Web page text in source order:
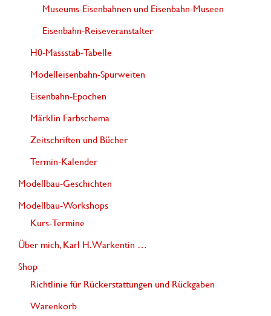
Museums-Eisenbahnen und Eisenbahn-Museen
Eisenbahn-Reiseveranstalter
H0-Massstab-Tabelle
Modelleisenbahn-Spurweiten
Eisenbahn-Epochen
Märklin Farbschema
Zeitschriften und Bücher
Termin-Kalender
Modellbau-Geschichten
Modellbau-Workshops
Kurs-Termine
Über mich, Karl H. Warkentin …
Shop
Richtlinie für Rückerstattungen und Rückgaben
Warenkorb